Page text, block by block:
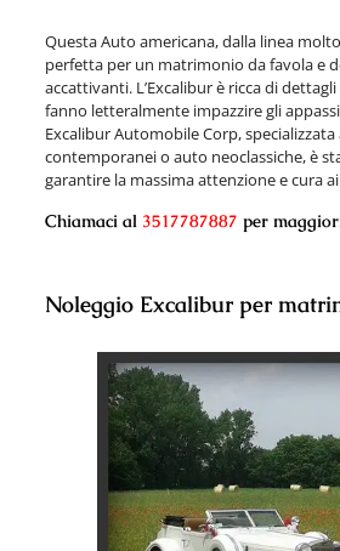
Questa Auto americana, dalla linea
perfetta per un matrimonio da favola e
accattivanti. L’Excalibur è ricca di
fanno letteralmente impazzire gli
Excalibur Automobile Corp, specializzata
contemporanei o auto neoclassiche, è
garantire la massima attenzione e cura
Chiamaci al 3517787887 per
Noleggio Excalibur per